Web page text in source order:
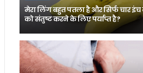
मेरा लिंग बहुत पतला है और सिर्फ चार इंच
को संतुष्ट करने के लिए पर्याप्त है?